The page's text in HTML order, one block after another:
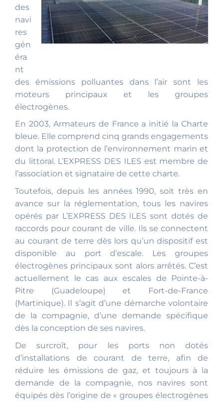
des
navi
res
gén
éra
nt
des émissions polluantes dans l’air sont les
moteurs principaux et les groupes
électrogènes.
En 2003, Armateurs de France a initié la Charte
bleue. Elle comprend cinq grands engagements
dont la protection de l’environnement marin et
du littoral. L’EXPRESS DES ILES est membre de
l’association et signataire de cette charte.
Toutefois, depuis les années 1990, soit très en
avance sur la réglementation, tous les navires
opérés par L’EXPRESS DES ILES sont dotés de
raccords pour courant de ville. Ils se connectent
au courant de terre dès lors qu’un dispositif est
disponible au port d’escale. Les groupes
électrogènes principaux sont alors arrêtés. C’est
actuellement le cas aux escales de Pointe-à-
Pitre (Guadeloupe) et Fort-de-France
(Martinique). Il s’agit d’une démarche volontaire
de la compagnie, d’une demande spécifique
dès la conception de ses navires.
De surcroît, pour les ports non dotés
d’installations de courant de terre, afin de
réduire les émissions de gaz, et toujours à la
demande de la compagnie, nos navires sont
équipés dès l’origine de « groupes électrogènes